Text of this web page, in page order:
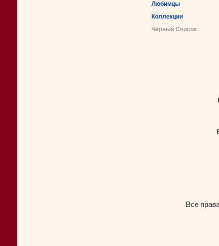
Любимцы
Коллекции
Черный Список
Все